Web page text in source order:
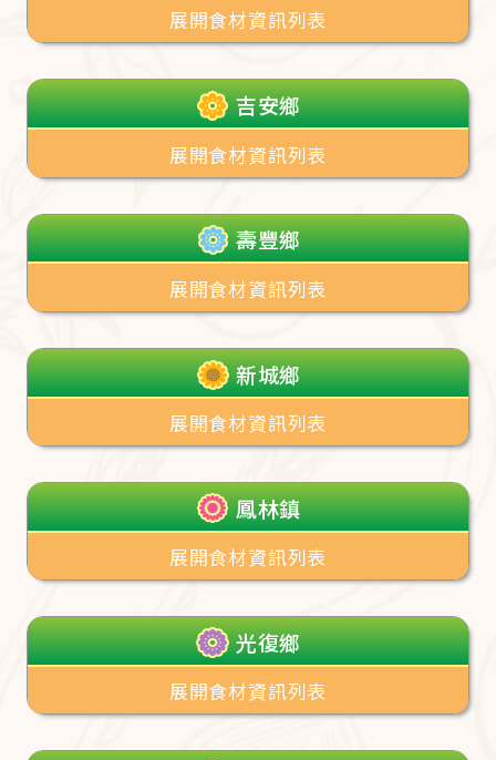
展開食材資訊列表
吉安鄉
展開食材資訊列表
壽豐鄉
展開食材資訊列表
新城鄉
展開食材資訊列表
鳳林鎮
展開食材資訊列表
光復鄉
展開食材資訊列表